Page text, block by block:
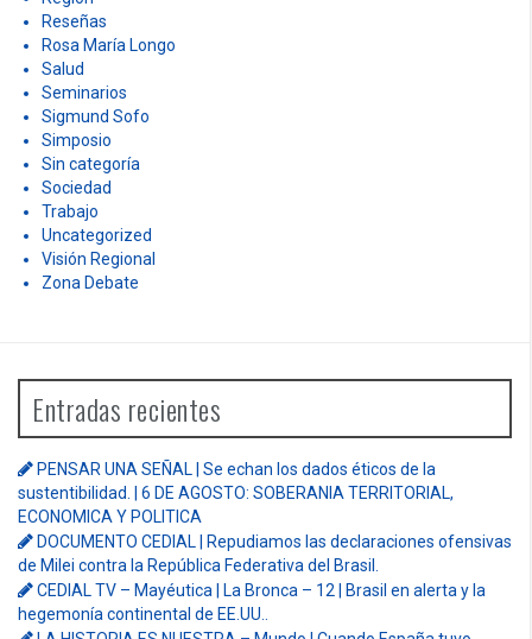
Noticias
Opiniòn
Paper
Pensar una Señal
Política
Psicología
Publicaciones
Regiòn
Reseñas
Rosa María Longo
Salud
Seminarios
Uncategorized
Visión Regional
Zona Debate
Entradas recientes